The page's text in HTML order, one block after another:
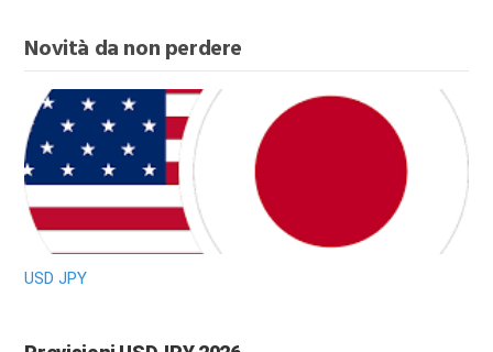
Novità da non perdere
USD JPY